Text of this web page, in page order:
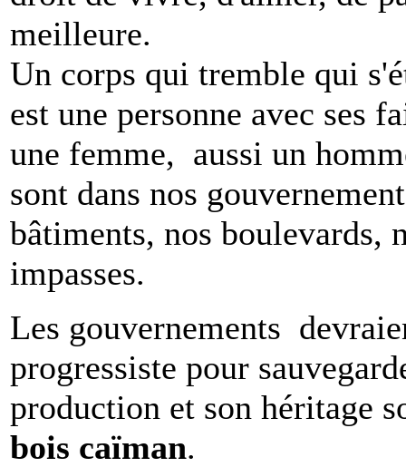
meilleure.
Un corps qui tremble qui
est une personne avec ses
une femme, aussi un
sont dans nos
bâtiments, nos boulevards,
impasses.
Les gouvernements
progressiste pour
production et son héritage
bois caïman.